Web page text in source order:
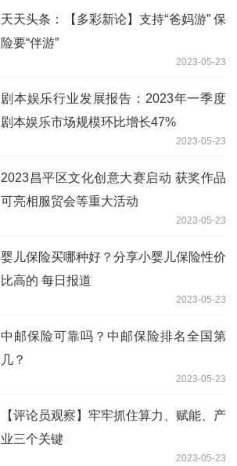
天天头条：【多彩新论】支持“爸妈游” 保
险要“伴游”
2023-05-23
剧本娱乐行业发展报告：2023年一季度
剧本娱乐市场规模环比增长47%
2023-05-23
2023昌平区文化创意大赛启动 获奖作品
可亮相服贸会等重大活动
2023-05-23
婴儿保险买哪种好？分享小婴儿保险性价
比高的 每日报道
2023-05-23
中邮保险可靠吗？中邮保险排名全国第
几？
2023-05-23
【评论员观察】牢牢抓住算力、赋能、产
业三个关键
2023-05-23